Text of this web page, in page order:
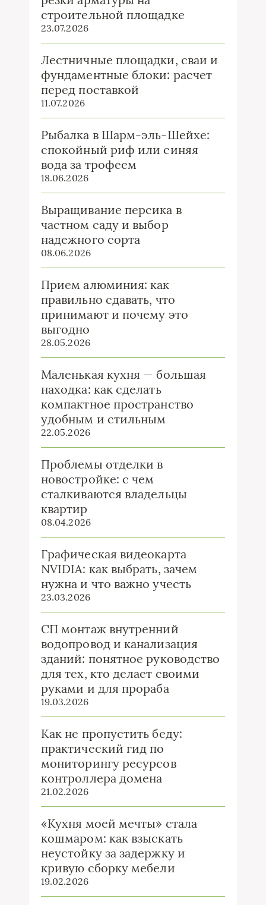
строительной площадке
23.07.2026
Лестничные площадки, сваи и
фундаментные блоки: расчет
перед поставкой
11.07.2026
Рыбалка в Шарм-эль-Шейхе:
спокойный риф или синяя
вода за трофеем
18.06.2026
Выращивание персика в
частном саду и выбор
надежного сорта
08.06.2026
Прием алюминия: как
правильно сдавать, что
принимают и почему это
выгодно
28.05.2026
Маленькая кухня — большая
находка: как сделать
компактное пространство
удобным и стильным
22.05.2026
Проблемы отделки в
новостройке: с чем
сталкиваются владельцы
квартир
08.04.2026
Графическая видеокарта
NVIDIA: как выбрать, зачем
нужна и что важно учесть
23.03.2026
СП монтаж внутренний
водопровод и канализация
зданий: понятное руководство
для тех, кто делает своими
руками и для прораба
19.03.2026
Как не пропустить беду:
практический гид по
мониторингу ресурсов
контроллера домена
21.02.2026
«Кухня моей мечты» стала
кошмаром: как взыскать
неустойку за задержку и
кривую сборку мебели
19.02.2026